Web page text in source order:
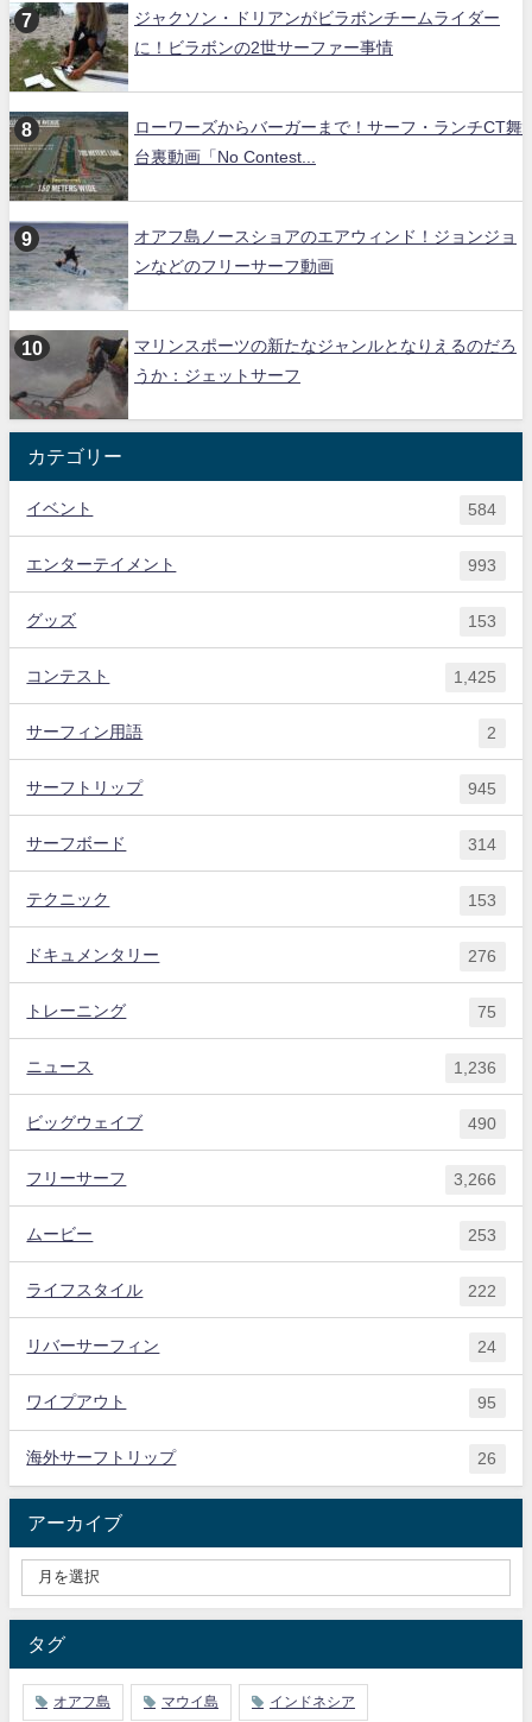
ジャクソン・ドリアンがビラボンチームライダー
に！ビラボンの2世サーファー事情
ローワーズからバーガーまで！サーフ・ランチCT舞
台裏動画「No Contest...
オアフ島ノースショアのエアウィンド！ジョンジョ
ンなどのフリーサーフ動画
マリンスポーツの新たなジャンルとなりえるのだろ
うか：ジェットサーフ
カテゴリー
イベント 584
エンターテイメント 993
グッズ 153
コンテスト 1,425
サーフィン用語 2
サーフトリップ 945
サーフボード 314
テクニック 153
ドキュメンタリー 276
トレーニング 75
ニュース 1,236
ビッグウェイブ 490
フリーサーフ 3,266
ムービー 253
ライフスタイル 222
リバーサーフィン 24
ワイプアウト 95
海外サーフトリップ 26
アーカイブ
タグ
オアフ島 マウイ島 インドネシア